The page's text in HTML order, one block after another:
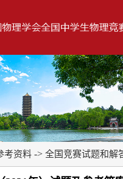
考资料 -> 全国竞赛试题和解